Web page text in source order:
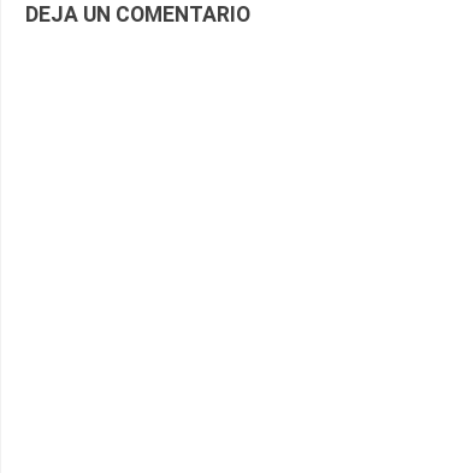
DEJA UN COMENTARIO